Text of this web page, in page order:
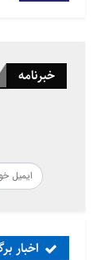
خبرنامه
اخبار